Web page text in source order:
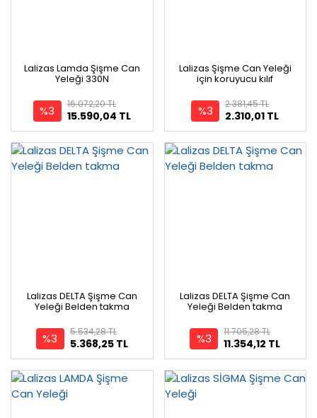
Lalizas Lamda Şişme Can
Yeleği 330N
%3 15.590,04 TL
16.072,20 TL
Lalizas Şişme Can Yeleği
için koruyucu kılıf
%3 2.310,01 TL
2.381,45 TL
Lalizas DELTA Şişme Can
Yeleği Belden takma
%3 5.368,25 TL
5.534,28 TL
Lalizas DELTA Şişme Can
Yeleği Belden takma
%3 11.354,12 TL
11.705,28 TL